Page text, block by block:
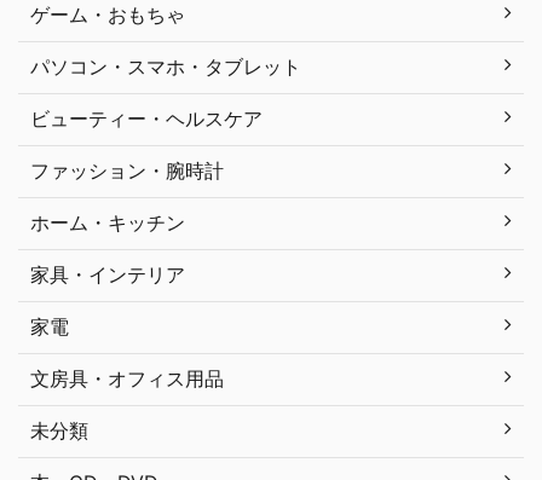
ゲーム・おもちゃ
パソコン・スマホ・タブレット
ビューティー・ヘルスケア
ファッション・腕時計
ホーム・キッチン
家具・インテリア
家電
文房具・オフィス用品
未分類